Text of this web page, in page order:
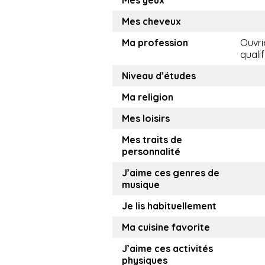
Mes cheveux
Ma profession
Niveau d’études
Ma religion
Mes loisirs
Mes traits de
personnalité
J’aime ces genres de
musique
Je lis habituellement
Ma cuisine favorite
J’aime ces activités
physiques